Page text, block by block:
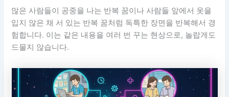
많은 사람들이 공중을 나는 반복 꿈이나 사람들 앞에서 옷을
입지 않은 채 서 있는 반복 꿈처럼 독특한 장면을 반복해서 경
험합니다. 이는 같은 내용을 여러 번 꾸는 현상으로, 놀랍게도
드물지 않습니다.